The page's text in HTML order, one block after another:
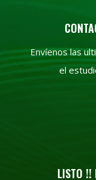
Envíenos las
el
LISTO !!